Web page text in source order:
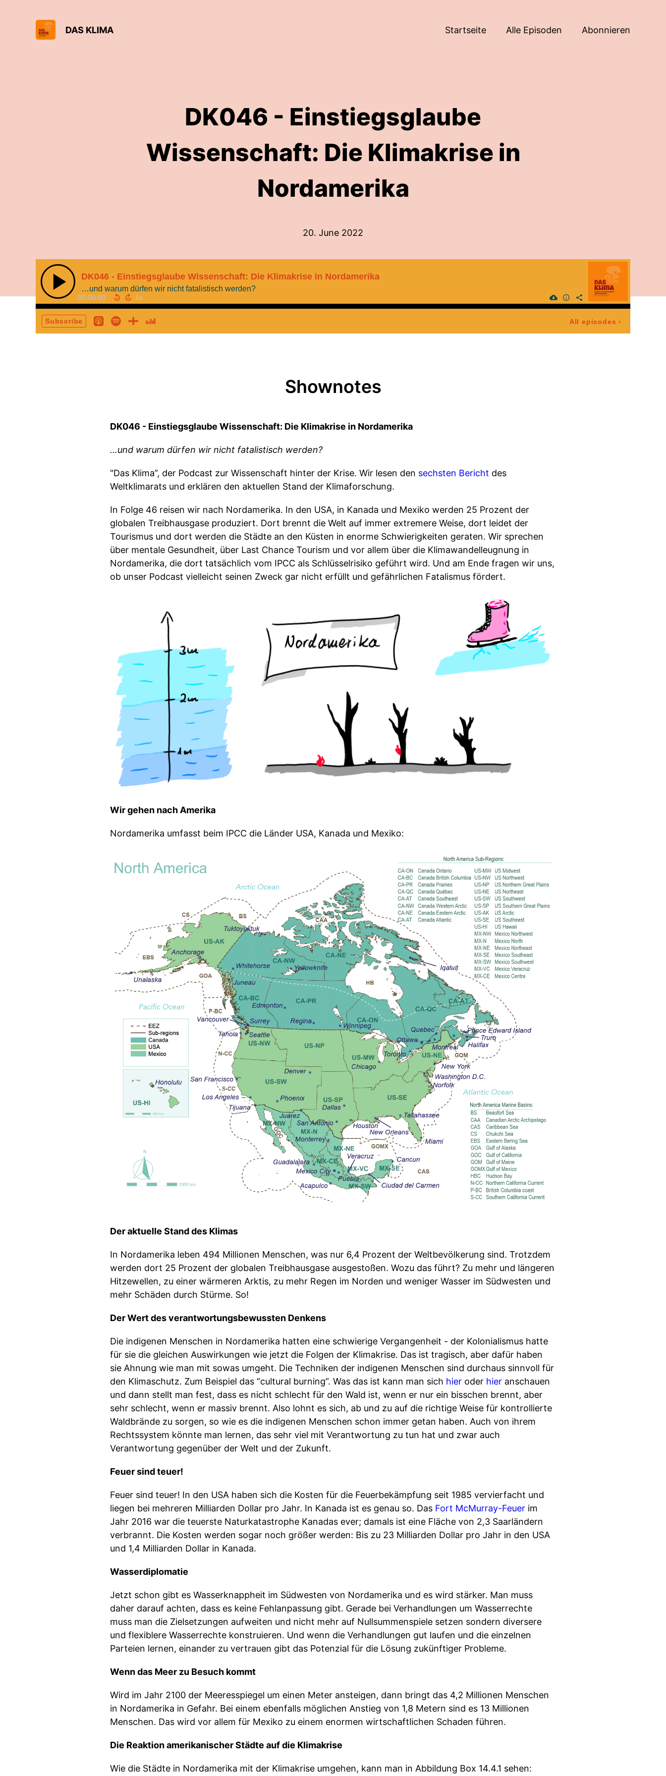
DAS KLIMA Startseite Alle Episoden Abonnieren
DK046 - Einstiegsglaube
Wissenschaft: Die Klimakrise in
Nordamerika
20. June 2022
DK046 - Einstiegsglaube Wissenschaft: Die Klimakrise in Nordamerika
…und warum dürfen wir nicht fatalistisch werden?
00:00:00
Subscribe All episodes ›
Shownotes
DK046 - Einstiegsglaube Wissenschaft: Die Klimakrise in Nordamerika
…und warum dürfen wir nicht fatalistisch werden?
"Das Klima”, der Podcast zur Wissenschaft hinter der Krise. Wir lesen den sechsten Bericht des
Weltklimarats und erklären den aktuellen Stand der Klimaforschung.
In Folge 46 reisen wir nach Nordamerika. In den USA, in Kanada und Mexiko werden 25 Prozent der
globalen Treibhausgase produziert. Dort brennt die Welt auf immer extremere Weise, dort leidet der
Tourismus und dort werden die Städte an den Küsten in enorme Schwierigkeiten geraten. Wir sprechen
über mentale Gesundheit, über Last Chance Tourism und vor allem über die Klimawandelleugnung in
Nordamerika, die dort tatsächlich vom IPCC als Schlüsselrisiko geführt wird. Und am Ende fragen wir uns,
ob unser Podcast vielleicht seinen Zweck gar nicht erfüllt und gefährlichen Fatalismus fördert.
Wir gehen nach Amerika
Nordamerika umfasst beim IPCC die Länder USA, Kanada und Mexiko:
Der aktuelle Stand des Klimas
In Nordamerika leben 494 Millionen Menschen, was nur 6,4 Prozent der Weltbevölkerung sind. Trotzdem
werden dort 25 Prozent der globalen Treibhausgase ausgestoßen. Wozu das führt? Zu mehr und längeren
Hitzewellen, zu einer wärmeren Arktis, zu mehr Regen im Norden und weniger Wasser im Südwesten und
mehr Schäden durch Stürme. So!
Der Wert des verantwortungsbewussten Denkens
Die indigenen Menschen in Nordamerika hatten eine schwierige Vergangenheit - der Kolonialismus hatte
für sie die gleichen Auswirkungen wie jetzt die Folgen der Klimakrise. Das ist tragisch, aber dafür haben
sie Ahnung wie man mit sowas umgeht. Die Techniken der indigenen Menschen sind durchaus sinnvoll für
den Klimaschutz. Zum Beispiel das “cultural burning”. Was das ist kann man sich hier oder hier anschauen
und dann stellt man fest, dass es nicht schlecht für den Wald ist, wenn er nur ein bisschen brennt, aber
sehr schlecht, wenn er massiv brennt. Also lohnt es sich, ab und zu auf die richtige Weise für kontrollierte
Waldbrände zu sorgen, so wie es die indigenen Menschen schon immer getan haben. Auch von ihrem
Rechtssystem könnte man lernen, das sehr viel mit Verantwortung zu tun hat und zwar auch
Verantwortung gegenüber der Welt und der Zukunft.
Feuer sind teuer!
Feuer sind teuer! In den USA haben sich die Kosten für die Feuerbekämpfung seit 1985 vervierfacht und
liegen bei mehreren Milliarden Dollar pro Jahr. In Kanada ist es genau so. Das Fort McMurray-Feuer im
Jahr 2016 war die teuerste Naturkatastrophe Kanadas ever; damals ist eine Fläche von 2,3 Saarländern
verbrannt. Die Kosten werden sogar noch größer werden: Bis zu 23 Milliarden Dollar pro Jahr in den USA
und 1,4 Milliarden Dollar in Kanada.
Wasserdiplomatie
Jetzt schon gibt es Wasserknappheit im Südwesten von Nordamerika und es wird stärker. Man muss
daher darauf achten, dass es keine Fehlanpassung gibt. Gerade bei Verhandlungen um Wasserrechte
muss man die Zielsetzungen aufweiten und nicht mehr auf Nullsummenspiele setzen sondern diversere
und flexiblere Wasserrechte konstruieren. Und wenn die Verhandlungen gut laufen und die einzelnen
Parteien lernen, einander zu vertrauen gibt das Potenzial für die Lösung zukünftiger Probleme.
Wenn das Meer zu Besuch kommt
Wird im Jahr 2100 der Meeresspiegel um einen Meter ansteigen, dann bringt das 4,2 Millionen Menschen
in Nordamerika in Gefahr. Bei einem ebenfalls möglichen Anstieg von 1,8 Metern sind es 13 Millionen
Menschen. Das wird vor allem für Mexiko zu einem enormen wirtschaftlichen Schaden führen.
Die Reaktion amerikanischer Städte auf die Klimakrise
Wie die Städte in Nordamerika mit der Klimakrise umgehen, kann man in Abbildung Box 14.4.1 sehen: